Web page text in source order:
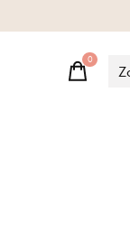
0items